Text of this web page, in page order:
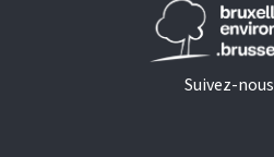
Suivez-nous